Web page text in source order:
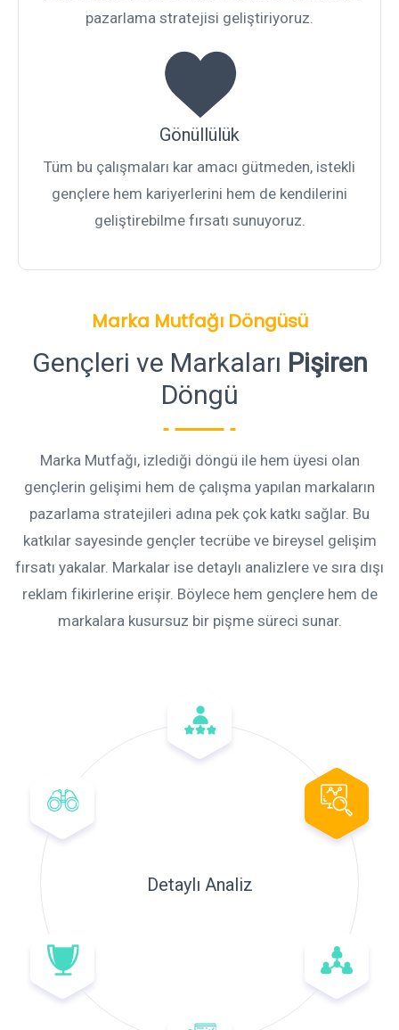
pazarlama stratejisi geliştiriyoruz.
Gönüllülük
Tüm bu çalışmaları kar amacı gütmeden, istekli
gençlere hem kariyerlerini hem de kendilerini
geliştirebilme fırsatı sunuyoruz.
Marka Mutfağı Döngüsü
Gençleri ve Markaları Pişiren
Döngü
Marka Mutfağı, izlediği döngü ile hem üyesi olan
gençlerin gelişimi hem de çalışma yapılan markaların
pazarlama stratejileri adına pek çok katkı sağlar. Bu
katkılar sayesinde gençler tecrübe ve bireysel gelişim
fırsatı yakalar. Markalar ise detaylı analizlere ve sıra dışı
reklam fikirlerine erişir. Böylece hem gençlere hem de
markalara kusursuz bir pişme süreci sunar.
Detaylı Analiz